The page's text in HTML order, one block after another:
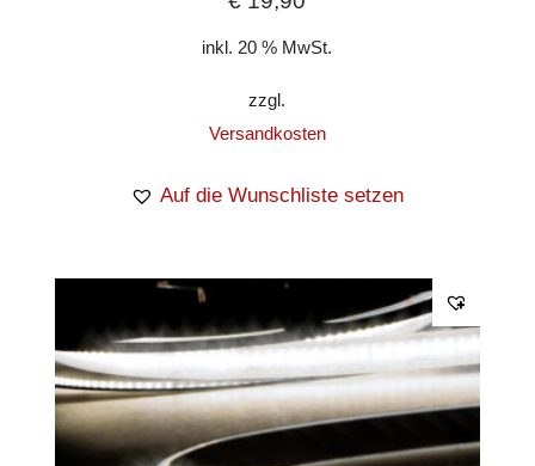
inkl. 20 % MwSt.
zzgl.
Versandkosten
Auf die Wunschliste setzen